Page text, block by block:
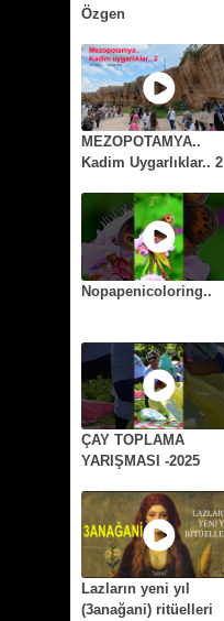
Özgen
MEZOPOTAMYA..
Kadim Uygarlıklar.. 2
Nopapenicoloring..
ÇAY TOPLAMA
YARIŞMASI -2025
Lazların yeni yıl
(3anağani) ritüelleri